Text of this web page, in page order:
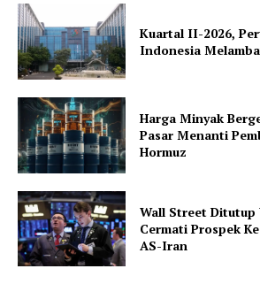
Kuartal II-2026,
Indonesia
Harga Minyak
Pasar Menanti
Hormuz
Wall Street
Cermati Prospek
AS-Iran